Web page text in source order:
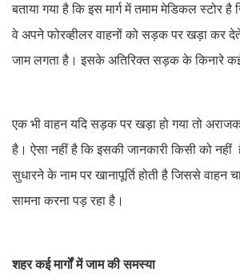
बताया गया है कि इस मार्ग में तमाम मेडिकल स्टोर
वे अपने फोरव्हीलर वाहनों को सड़क पर खड़ा कर
जाम लगता है। इसके अतिरिक्त सड़क के किनारे
एक भी वाहन यदि सड़क पर खड़ा हो गया तो
है। ऐसा नहीं है कि इसकी जानकारी किसी को
सुधारने के नाम पर खानापूर्ति होती है जिससे
सामना करना पड़ रहा है।
शहर कई मार्गों में जाम की समस्या